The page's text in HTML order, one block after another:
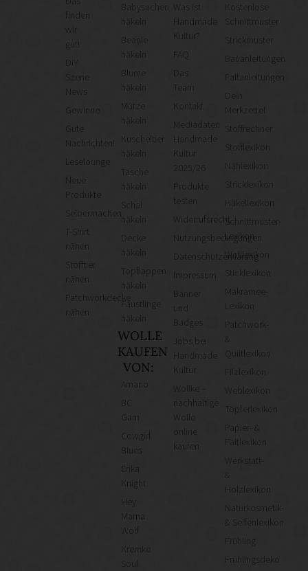
finden
gut!
News
Gute
Nachrichten!
Leselounge
Neue
Produkte
Selbermachen
T-Shirt
Stofftier
Patchworkdecke
häkeln
häkeln
Mütze
häkeln
Kuscheltier
Tasche
häkeln
häkeln
Topflappen
häkeln
Fäustlinge
häkeln
WOLLE
KAUFEN
VON:
Cowgirl
Knight
Mama
Wolf
Kremke
Was ist
Kultur?
Das
Team
Kontakt
Mediadaten
Kultur
2025/26
Produkte
testen
Widerrufsrecht
Nutzungsbedingungen
Datenschutzerklärung
Kultur
Wollke –
nachhaltige
kaufen
Kostenlose
Schnittmuster
Strickmuster
Bauanleitungen
Faltanleitungen
Merkzettel
Stoffrechner
Stofflexikon
Nählexikon
Stricklexikon
Häkellexikon
Schnittmuster-
Lexikon
Wolllexikon
Sticklexikon
Makramee-
Lexikon
Patchwork-
&
Quiltlexikon
Filzlexikon
Weblexikon
Töpferlexikon
Papier- &
Faltlexikon
Werkstatt-
&
Holzlexikon
Naturkosmetik-
& Seifenlexikon
Frühling
Frühlingsdeko